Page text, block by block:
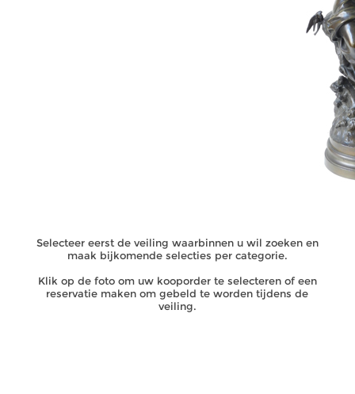
Selecteer eerst de veiling waarbinnen u wil zoeken en
maak bijkomende selecties per categorie.
Klik op de foto om uw kooporder te selecteren of een
reservatie maken om gebeld te worden tijdens de
veiling.